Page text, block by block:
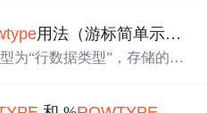
表的first_name列的类型为
下述方式声明一个变量： D
type用法（游标简单示例）
为“行数据类型”，存储的是